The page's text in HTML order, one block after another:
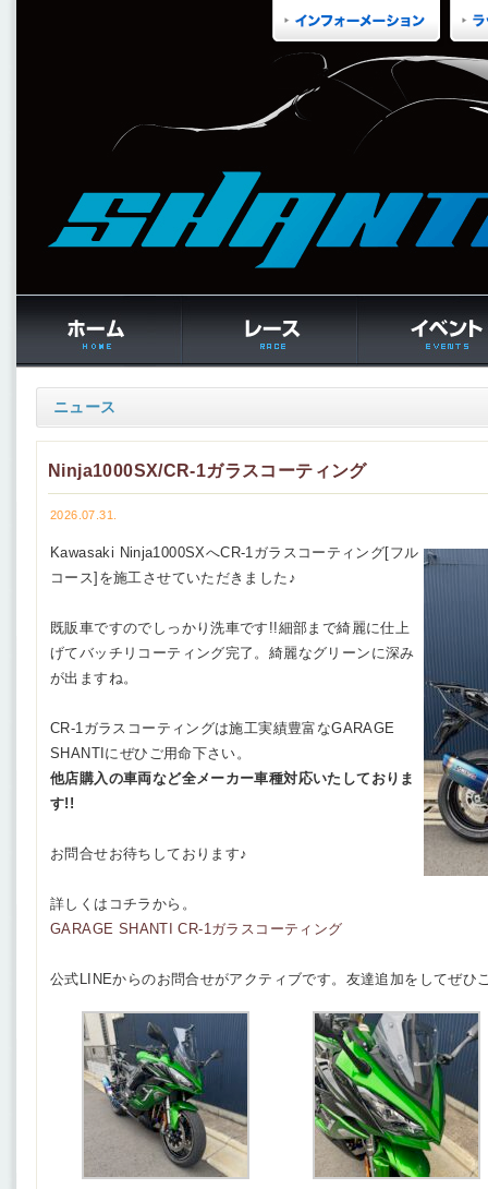
ニュース
Ninja1000SX/CR-1ガラスコーティング
2026.07.31.
Kawasaki Ninja1000SXへCR-1ガラスコーティング[フル
コース]を施工させていただきました♪
既販車ですのでしっかり洗車です!!細部まで綺麗に仕上
げてバッチリコーティング完了。綺麗なグリーンに深み
が出ますね。
CR-1ガラスコーティングは施工実績豊富なGARAGE
SHANTIにぜひご用命下さい。
他店購入の車両など全メーカー車種対応いたしておりま
す!!
お問合せお待ちしております♪
詳しくはコチラから。
GARAGE SHANTI CR-1ガラスコーティング
公式LINEからのお問合せがアクティブです。友達追加をしてぜひ